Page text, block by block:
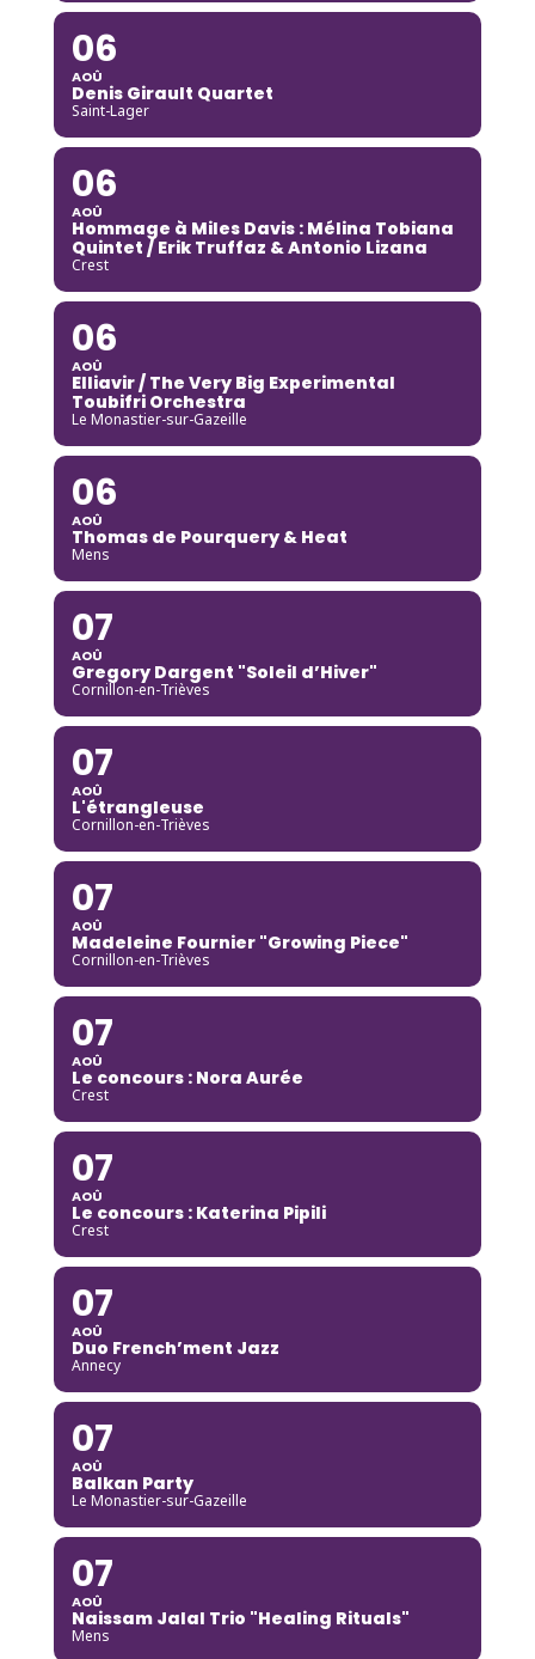
06
AOÛ
Denis Girault Quartet
Saint-Lager
06
AOÛ
Hommage à Miles Davis : Mélina Tobiana
Quintet / Erik Truffaz & Antonio Lizana
Crest
06
AOÛ
Elliavir / The Very Big Experimental
Toubifri Orchestra
Le Monastier-sur-Gazeille
06
AOÛ
Thomas de Pourquery & Heat
Mens
07
AOÛ
Gregory Dargent "Soleil d’Hiver"
Cornillon-en-Trièves
07
AOÛ
L'étrangleuse
Cornillon-en-Trièves
07
AOÛ
Madeleine Fournier "Growing Piece"
Cornillon-en-Trièves
07
AOÛ
Le concours : Nora Aurée
Crest
07
AOÛ
Le concours : Katerina Pipili
Crest
07
AOÛ
Duo French’ment Jazz
Annecy
07
AOÛ
Balkan Party
Le Monastier-sur-Gazeille
07
AOÛ
Naissam Jalal Trio "Healing Rituals"
Mens